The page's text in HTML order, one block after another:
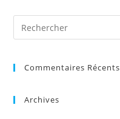
Commentaires Récents
Archives